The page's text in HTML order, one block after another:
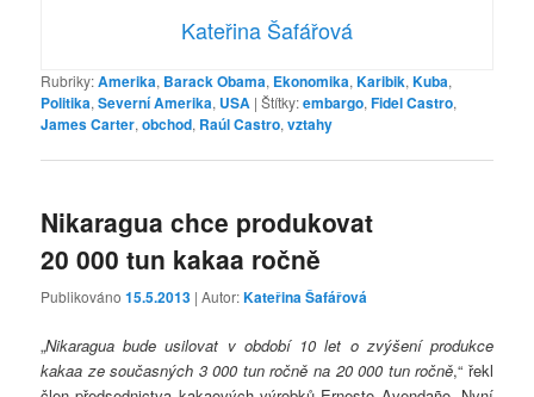
Kateřina Šafářová
Rubriky:Amerika, Barack Obama, Ekonomika,Karibik,Kuba,
Politika,Severní Amerika, USA |Štítky:embargo,Fidel Castro,
James Carter,obchod, Raúl Castro,vztahy
Nikaragua chce produkovat
20 000 tun kakaa ročně
Publikováno15.5.2013 | Autor:Kateřina Šafářová
„Nikaragua bude usilovat v období 10 let o zvýšení produkce
kakaa ze současných 3 000 tun ročně na 20 000 tun ročně,“ řekl